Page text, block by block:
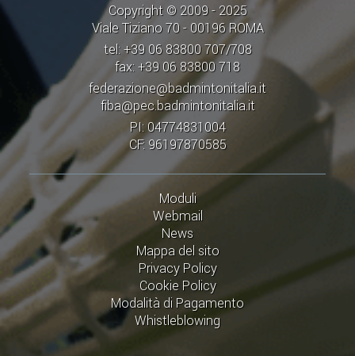
Copyright © 2009 - 2025
Viale Tiziano 70 - 00196 ROMA
tel: +39 06 83800 707/708
fax: +39 06 83800 718
federazione@badmintonitalia.it
fiba@pec.badmintonitalia.it
PI: 04774831004
CF: 96197870585
Moduli
Webmail
News
Mappa del sito
Privacy Policy
Cookie Policy
Modalità di Pagamento
Whistleblowing